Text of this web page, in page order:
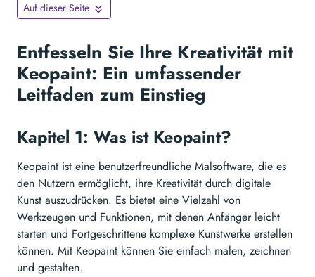
Auf dieser Seite
Entfesseln Sie Ihre Kreativität mit
Keopaint: Ein umfassender
Leitfaden zum Einstieg
Kapitel 1: Was ist Keopaint?
Keopaint ist eine benutzerfreundliche Malsoftware, die es
den Nutzern ermöglicht, ihre Kreativität durch digitale
Kunst auszudrücken. Es bietet eine Vielzahl von
Werkzeugen und Funktionen, mit denen Anfänger leicht
starten und Fortgeschrittene komplexe Kunstwerke erstellen
können. Mit Keopaint können Sie einfach malen, zeichnen
und gestalten.